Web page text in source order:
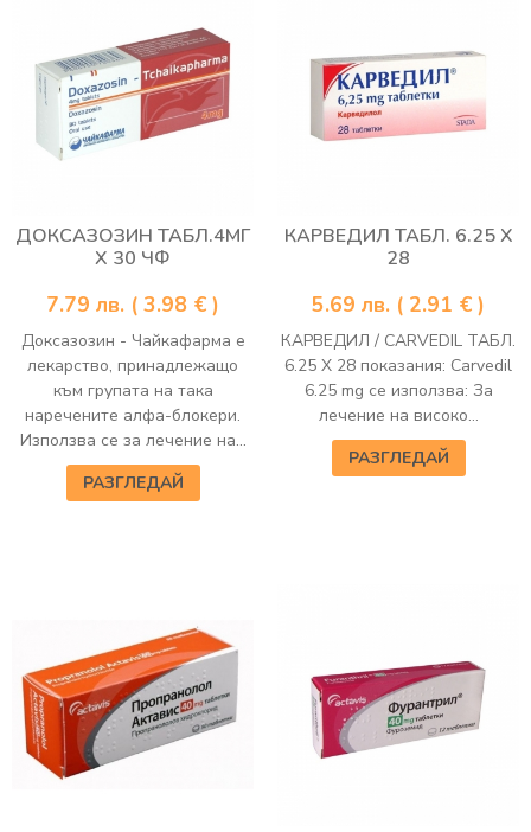
ДОКСАЗОЗИН ТАБЛ.4МГ
Х 30 ЧФ
7.79 лв. ( 3.98 € )
Доксазозин - Чайкафарма е
лекарство, принадлежащо
към групата на така
наречените алфа-блокери.
Използва се за лечение на...
РАЗГЛЕДАЙ
КАРВЕДИЛ ТАБЛ. 6.25 Х
28
5.69 лв. ( 2.91 € )
КАРВЕДИЛ / CARVEDIL ТАБЛ.
6.25 Х 28 показания: Carvedil
6.25 mg се използва: За
лечение на високо...
РАЗГЛЕДАЙ